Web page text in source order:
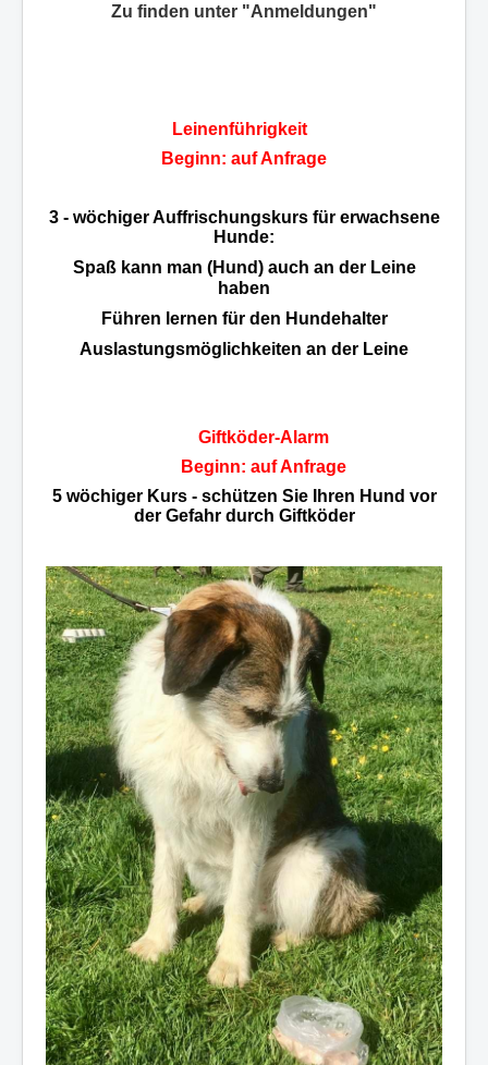
Zu finden unter "Anmeldungen"
Leinenführigkeit
Beginn: auf Anfrage
3 - wöchiger Auffrischungskurs für erwachsene
Hunde:
Spaß kann man (Hund) auch an der Leine
haben
Führen lernen für den Hundehalter
Auslastungsmöglichkeiten an der Leine
Giftköder-Alarm
Beginn: auf Anfrage
5 wöchiger Kurs - schützen Sie Ihren Hund vor
der Gefahr durch Giftköder